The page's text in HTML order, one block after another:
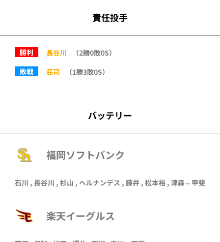
責任投手
勝利 長谷川
（2勝0敗0S）
敗戦
荘司 （1勝3敗0S）
バッテリー
福岡ソフトバンク
石川 , 長谷川 , 杉山 , ヘルナンデス , 藤井 , 松本裕 , 津森– 甲斐
楽天イーグルス